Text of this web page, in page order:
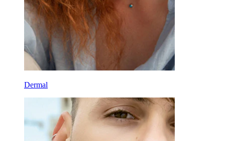
Dermal
Curved Barbell
Lobe
Titan